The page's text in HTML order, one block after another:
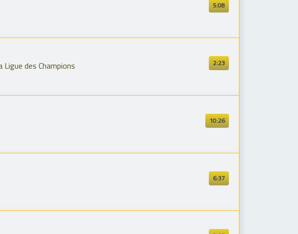
5:08
2:23
des Champions
10:26
6:37